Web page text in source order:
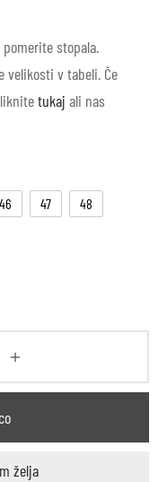
stopala.
velikosti v tabeli. Če
tukaj ali nas
46 47 48
želja